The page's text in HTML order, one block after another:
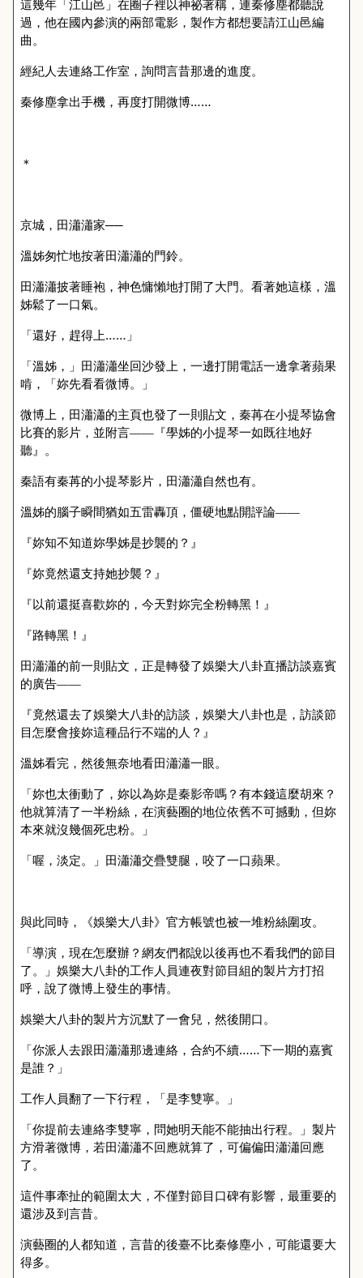
這幾年「江山邑」在圈子裡以神祕著稱，連秦修塵都聽說
過，他在國內參演的兩部電影，製作方都想要請江山邑編
曲。
經紀人去連絡工作室，詢問言昔那邊的進度。
秦修塵拿出手機，再度打開微博……
＊
京城，田瀟瀟家──
溫姊匆忙地按著田瀟瀟的門鈴。
田瀟瀟披著睡袍，神色慵懶地打開了大門。看著她這樣，溫
姊鬆了一口氣。
「還好，趕得上……」
「溫姊，」田瀟瀟坐回沙發上，一邊打開電話一邊拿著蘋果
啃，「妳先看看微博。」
微博上，田瀟瀟的主頁也發了一則貼文，秦苒在小提琴協會
比賽的影片，並附言——『學姊的小提琴一如既往地好
聽』。
秦語有秦苒的小提琴影片，田瀟瀟自然也有。
溫姊的腦子瞬間猶如五雷轟頂，僵硬地點開評論——
『妳知不知道妳學姊是抄襲的？』
『妳竟然還支持她抄襲？』
『以前還挺喜歡妳的，今天對妳完全粉轉黑！』
『路轉黑！』
田瀟瀟的前一則貼文，正是轉發了娛樂大八卦直播訪談嘉賓
的廣告——
『竟然還去了娛樂大八卦的訪談，娛樂大八卦也是，訪談節
目怎麼會接妳這種品行不端的人？』
溫姊看完，然後無奈地看田瀟瀟一眼。
「妳也太衝動了，妳以為妳是秦影帝嗎？有本錢這麼胡來？
他就算清了一半粉絲，在演藝圈的地位依舊不可撼動，但妳
本來就沒幾個死忠粉。」
「喔，淡定。」田瀟瀟交疊雙腿，咬了一口蘋果。
與此同時，《娛樂大八卦》官方帳號也被一堆粉絲圍攻。
「導演，現在怎麼辦？網友們都說以後再也不看我們的節目
了。」娛樂大八卦的工作人員連夜對節目組的製片方打招
呼，說了微博上發生的事情。
娛樂大八卦的製片方沉默了一會兒，然後開口。
「你派人去跟田瀟瀟那邊連絡，合約不續……下一期的嘉賓
是誰？」
工作人員翻了一下行程，「是李雙寧。」
「你提前去連絡李雙寧，問她明天能不能抽出行程。」製片
方滑著微博，若田瀟瀟不回應就算了，可偏偏田瀟瀟回應
了。
這件事牽扯的範圍太大，不僅對節目口碑有影響，最重要的
還涉及到言昔。
演藝圈的人都知道，言昔的後臺不比秦修塵小，可能還要大
得多。